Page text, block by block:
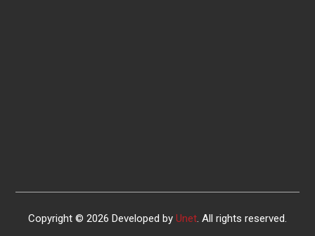
Copyright © 2026 Developed by Unet . All rights reserved.